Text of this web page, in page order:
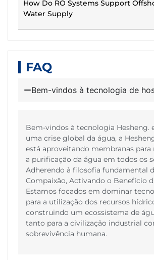
How Do RO Systems Support
Water Supply
FAQ
Bem-vindos à tecnologia de
Bem-vindos à tecnologia Hesheng.
uma crise global da água, a
está aproveitando membranas para
a purificação da água em todos os
Adherendo à filosofia fundamental
Compaixão, Activando o Benefício
Estamos focados em dominar
para a utilização dos recursos
construindo um ecossistema de
tanto para a civilização industrial
sobrevivência humana.